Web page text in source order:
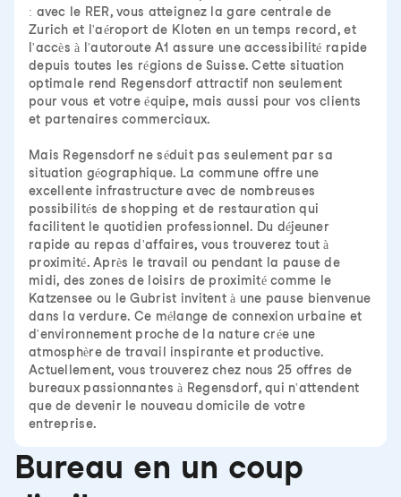
: avec le RER, vous atteignez la gare centrale de
Zurich et l'aéroport de Kloten en un temps record, et
l'accès à l'autoroute A1 assure une accessibilité rapide
depuis toutes les régions de Suisse. Cette situation
optimale rend Regensdorf attractif non seulement
pour vous et votre équipe, mais aussi pour vos clients
et partenaires commerciaux.
Mais Regensdorf ne séduit pas seulement par sa
situation géographique. La commune offre une
excellente infrastructure avec de nombreuses
possibilités de shopping et de restauration qui
facilitent le quotidien professionnel. Du déjeuner
rapide au repas d'affaires, vous trouverez tout à
proximité. Après le travail ou pendant la pause de
midi, des zones de loisirs de proximité comme le
Katzensee ou le Gubrist invitent à une pause bienvenue
dans la verdure. Ce mélange de connexion urbaine et
d'environnement proche de la nature crée une
atmosphère de travail inspirante et productive.
Actuellement, vous trouverez chez nous 25 offres de
bureaux passionnantes à Regensdorf, qui n'attendent
que de devenir le nouveau domicile de votre
entreprise.
Bureau en un coup